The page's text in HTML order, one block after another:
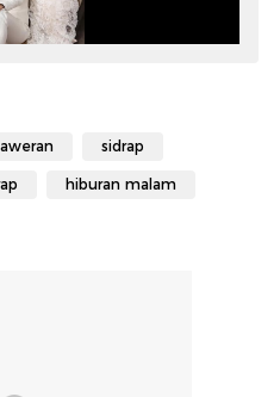
sidrap
hiburan malam